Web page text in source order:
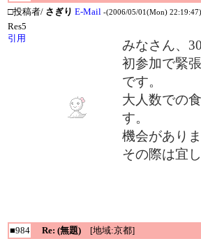
□投稿者/ さぎり E-Mail -(2006/05/01(Mon) 22:19:47)
Res5
引用
みなさん、
初参加で緊
です。
大人数での
す。
機会があり
その際は宜
■984 Re: (無題)[地域:京都]